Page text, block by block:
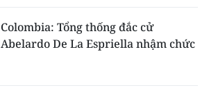
Colombia: Tổng thống đắc cử
Abelardo De La Espriella nhậm chức